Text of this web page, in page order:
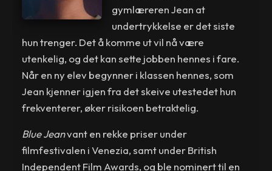
gymlæreren Jean at
undertrykkelse er det siste
hun trenger. Det å komme ut vil nå være
utenkelig, og det kan sette jobben hennes i fare.
Når en ny elev begynner i klassen hennes, som
Jean kjenner igjen fra det skeive utestedet hun
frekventerer, øker risikoen betraktelig.
Blue Jeanvant en rekke priser under
filmfestivalen i Venezia, samt under British
Independent Film Awards, og ble nominert til en